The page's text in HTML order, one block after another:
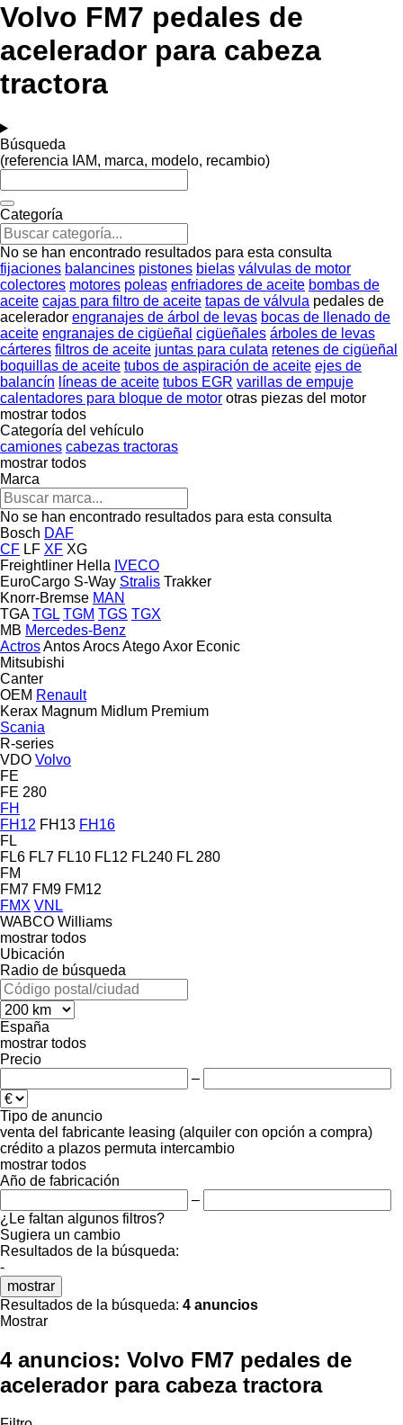
Volvo FM7 pedales de
acelerador para cabeza
tractora
Búsqueda
(referencia IAM, marca, modelo, recambio)
Categoría
No se han encontrado resultados para esta consulta
fijaciones balancines pistones bielas válvulas de motor
colectores motores poleas enfriadores de aceite bombas de
aceite cajas para filtro de aceite tapas de válvula pedales de
acelerador engranajes de árbol de levas bocas de llenado de
aceite engranajes de cigüeñal cigüeñales árboles de levas
cárteres filtros de aceite juntas para culata retenes de cigüeñal
boquillas de aceite tubos de aspiración de aceite ejes de
balancín líneas de aceite tubos EGR varillas de empuje
calentadores para bloque de motor otras piezas del motor
mostrar todos
Categoría del vehículo
camiones cabezas tractoras
mostrar todos
Marca
No se han encontrado resultados para esta consulta
Bosch DAF
CF LF XF XG
Freightliner Hella IVECO
EuroCargo S-Way Stralis Trakker
Knorr-Bremse MAN
TGA TGL TGM TGS TGX
MB Mercedes-Benz
ActrosAntosArocsAtegoAxor Econic
Mitsubishi
Canter
OEM Renault
Kerax Magnum Midlum Premium
Scania
R-series
VDO Volvo
FE
FE 280
FH
FH12 FH13 FH16
FL
FL6 FL7 FL10 FL12 FL240 FL 280
FM
FM7 FM9 FM12
FMX VNL
WABCO Williams
mostrar todos
Ubicación
Radio de búsqueda
España
mostrar todos
Precio
–
Tipo de anuncio
venta del fabricante leasing (alquiler con opción a compra)
crédito a plazos permuta intercambio
mostrar todos
Año de fabricación
–
¿Le faltan algunos filtros?
Sugiera un cambio
Resultados de la búsqueda:
-
mostrar
Resultados de la búsqueda: 4 anuncios
Mostrar
4 anuncios: Volvo FM7 pedales de
acelerador para cabeza tractora